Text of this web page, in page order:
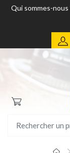
Qui sommes-nous